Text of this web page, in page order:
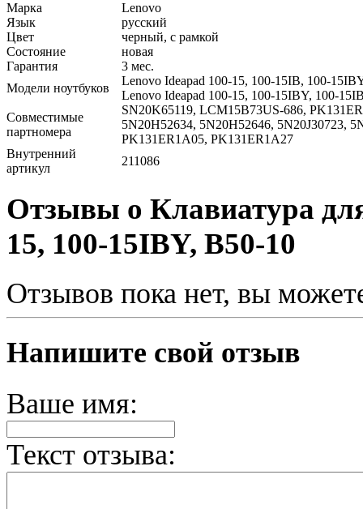
Марка
Lenovo
Язык
русский
Цвет
черный, с рамкой
Состояние
новая
Гарантия
3 мес.
Модели ноутбуков
Lenovo Ideapad 100-15, 100-15IB, 100-
Lenovo Ideapad 100-15, 100-15IBY, 100-
Совместимые
партномера
SN20K65119, LCM15B73US-686,
5N20H52634, 5N20H52646, 5N20J30723,
PK131ER1A05, PK131ER1A27
Внутренний
артикул
211086
Отзывы о Клавиатура
15, 100-15IBY, B50-10
Отзывов пока нет, вы
Напишите свой отзыв
Ваше имя:
Текст отзыва: